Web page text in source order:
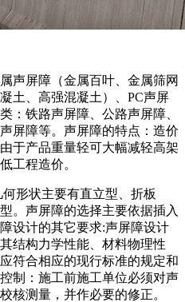
声屏障（金属百叶、金属筛网
土、高强混凝土）、PC声屏
：铁路声屏障、公路声屏障、
屏障等。声屏障的特点：造价
于产品重量轻可大幅减轻高架
工程造价。
形状主要有直立型、折板
。声屏障的选择主要依据插入
设计的其它要求:声屏障设计
结构力学性能、材料物理性
符合相应的现行标准的规定和
制：施工前施工单位必须对声
核测量，并作必要的修正。